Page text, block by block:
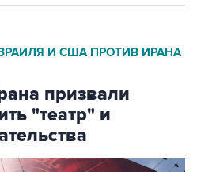
И США ПРОТИВ ИРАНА
призвали
"театр" и